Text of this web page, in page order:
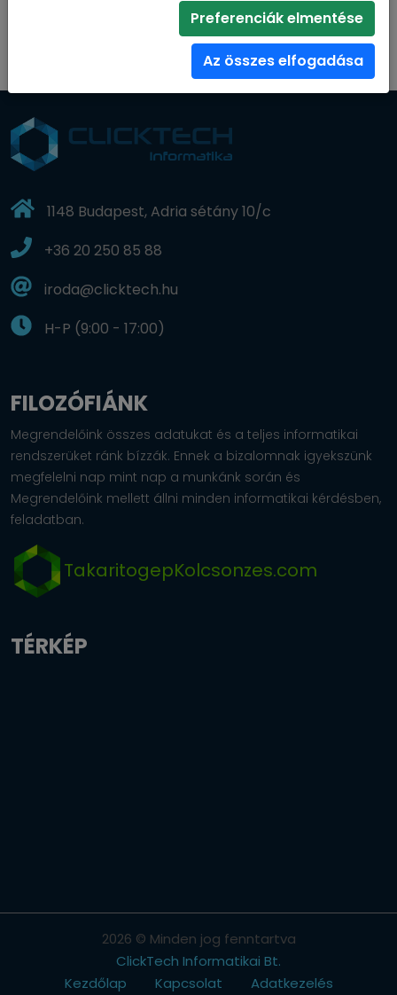
1148 Budapest, Adria sétány 10/c
+36 20 250 85 88
iroda@clicktech.hu
H-P (9:00 - 17:00)
FILOZÓFIÁNK
Megrendelőink összes adatukat és a teljes informatikai
rendszerüket ránk bízzák. Ennek a bizalomnak igyekszünk
megfelelni nap mint nap a munkánk során és
Megrendelőink mellett állni minden informatikai kérdésben,
feladatban.
TakaritogepKolcsonzes.com
TÉRKÉP
2026 © Minden jog fenntartva
ClickTech Informatikai Bt.
Kezdőlap
Kapcsolat Adatkezelés
Preferenciák elmentése
Az összes elfogadása